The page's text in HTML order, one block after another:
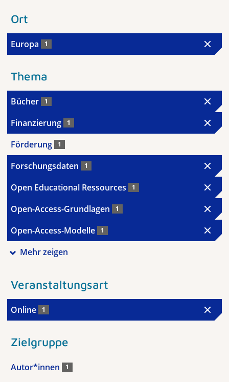
Ort
Europa 1
Thema
Bücher 1
Finanzierung 1
Förderung 1
Forschungsdaten 1
Open Educational Ressources 1
Open-Access-Grundlagen 1
Open-Access-Modelle 1
Mehr zeigen
Veranstaltungsart
Online 1
Zielgruppe
Autor*innen 1